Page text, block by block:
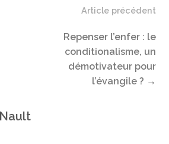
Article précédent
Repenser l’enfer : le
conditionalisme, un
démotivateur pour
l’évangile ? →